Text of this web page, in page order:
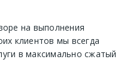
на выполнения
клиентов мы всегда
в максимально сжатый